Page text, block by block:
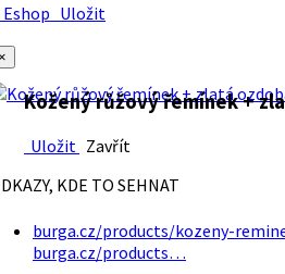
Uložit
Kožený růžový řemínek +
Uložit Zavřít
KDE TO SEHNAT
burga.cz/products/kozeny-
burga.cz/products…